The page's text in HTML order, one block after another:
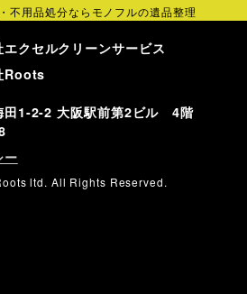
不用品処分ならモノフルの遺品整理
クセルクリーンサービス
Roots
田1-2-2 大阪駅前第2ビル 4階
ー
ltd. All Rights Reserved.